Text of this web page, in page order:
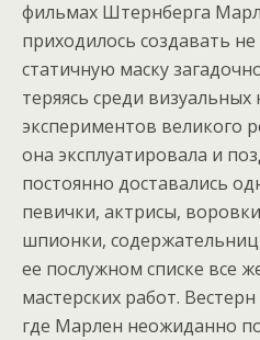
фильмах Штернберга
приходилось создавать
статичную маску
теряясь среди
экспериментов великого
она эксплуатировала и
постоянно доставались
певички, актрисы,
шпионки,
ее послужном списке все
мастерских работ.
где Марлен неожиданно